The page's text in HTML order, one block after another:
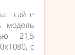
сайте
модель
21,5
с